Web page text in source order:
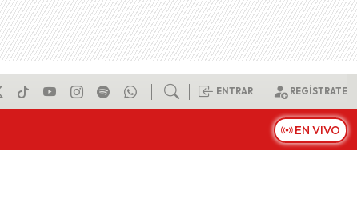
ENTRAR REGÍSTRATE
EN VIVO